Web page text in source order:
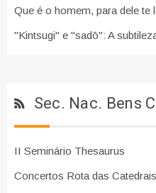
Que é o homem, para dele te
"Kintsugi" e "sadō": A
Sec. Nac. Bens
II Seminário Thesaurus
Concertos Rota das Catedrais